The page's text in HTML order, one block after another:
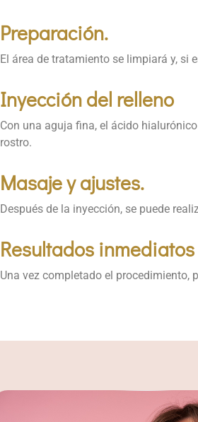
Preparación.
El área de tratamiento se limpiará y, si
Inyección del relleno
Con una aguja fina, el ácido
rostro.
Masaje y ajustes.
Después de la inyección, se puede
Resultados inmediatos
Una vez completado el